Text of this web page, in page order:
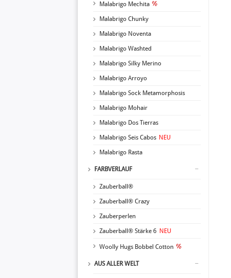
Malabrigo Mechita
Malabrigo Chunky
Malabrigo Noventa
Malabrigo Washted
Malabrigo Silky Merino
Malabrigo Arroyo
Malabrigo Sock Metamorphosis
Malabrigo Mohair
Malabrigo Dos Tierras
Malabrigo Seis Cabos NEU
Malabrigo Rasta
FARBVERLAUF
Zauberball®
Zauberball® Crazy
Zauberperlen
Zauberball® Stärke 6 NEU
Woolly Hugs Bobbel Cotton
AUS ALLER WELT